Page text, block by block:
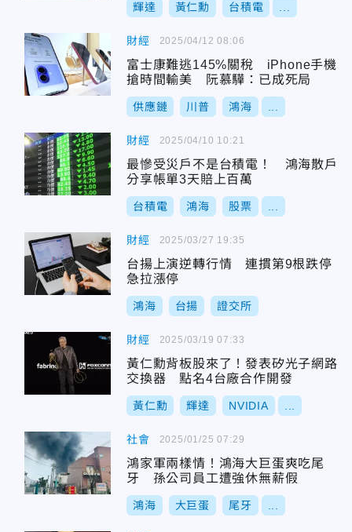
輝達 黃仁勳 台積電
財經
富士康難逃145%關稅 iPhone手機
搶時間輸美 阮慕驊：已成死局
供應鏈 川普 鴻海
2025/04/12 08:06
財經
最慘受災戶不是台積電！ 鴻海散戶
分享帳單3天賠上百萬
台積電 鴻海 股票
2025/04/10 10:21
財經
台揚上演逆轉行情 連摜第9根跌停
急拉漲停
鴻海 台揚 證交所
2025/03/27 19:35
財經
黃仁勳背板股來了！發表矽光子網路
交換器 點名4台廠合作開發
黃仁勳 輝達 NVIDIA
2025/03/19 07:33
社會
鴻家軍兩樣情！鴻海大巨蛋爽吃尾
牙 孫公司員工遭強休無薪假
鴻海 大巨蛋 尾牙
2025/01/25 07:29